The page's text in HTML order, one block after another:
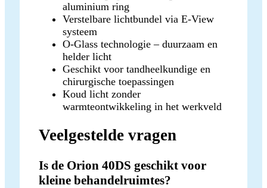
aluminium ring
Verstelbare lichtbundel via E-View
systeem
O-Glass technologie – duurzaam en
helder licht
Geschikt voor tandheelkundige en
chirurgische toepassingen
Koud licht zonder
warmteontwikkeling in het werkveld
Veelgestelde vragen
Is de Orion 40DS geschikt voor
kleine behandelruimtes?